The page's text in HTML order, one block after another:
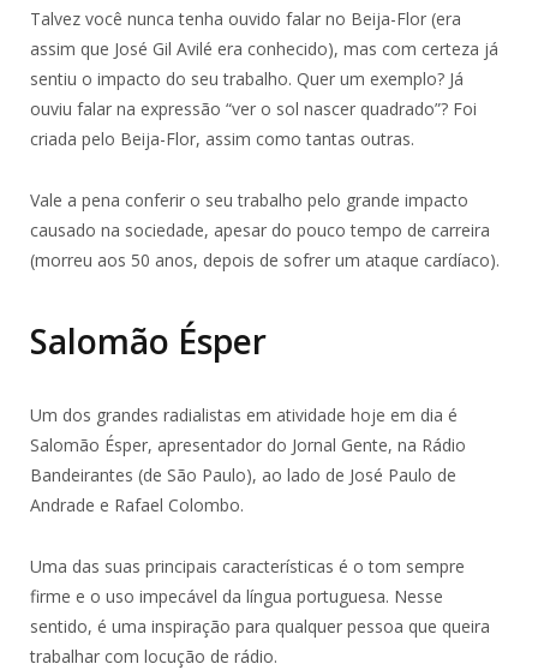
Talvez você nunca tenha ouvido falar no Beija-Flor (era
assim que José Gil Avilé era conhecido), mas com certeza já
sentiu o impacto do seu trabalho. Quer um exemplo? Já
ouviu falar na expressão “ver o sol nascer quadrado”? Foi
criada pelo Beija-Flor, assim como tantas outras.
Vale a pena conferir o seu trabalho pelo grande impacto
causado na sociedade, apesar do pouco tempo de carreira
(morreu aos 50 anos, depois de sofrer um ataque cardíaco).
Salomão Ésper
Um dos grandes radialistas em atividade hoje em dia é
Salomão Ésper, apresentador do Jornal Gente, na Rádio
Bandeirantes (de São Paulo), ao lado de José Paulo de
Andrade e Rafael Colombo.
Uma das suas principais características é o tom sempre
firme e o uso impecável da língua portuguesa. Nesse
sentido, é uma inspiração para qualquer pessoa que queira
trabalhar com locução de rádio.